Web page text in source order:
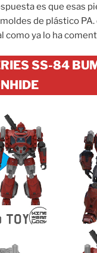
es que esas
de plástico PA.
como ya lo ha
SS-84